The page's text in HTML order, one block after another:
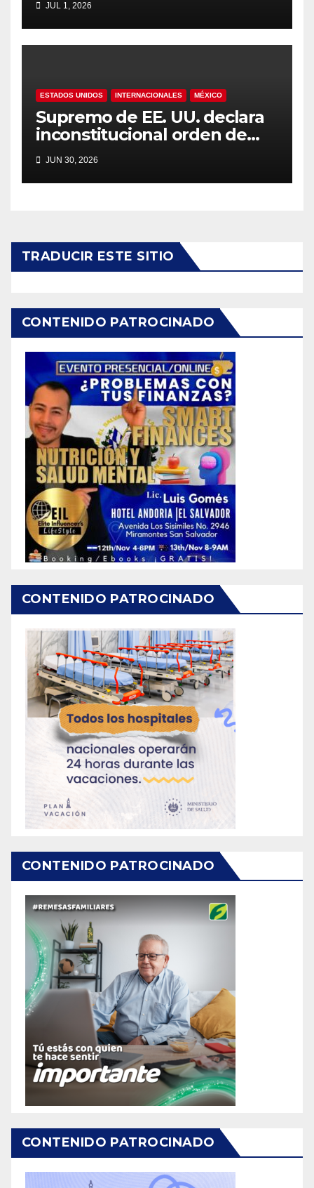
octavos
JUL 1, 2026
ESTADOS UNIDOS INTERNACIONALES MÉXICO
Supremo de EE. UU. declara
inconstitucional orden de
Trump sobre ciudadanía por
nacimiento
JUN 30, 2026
TRADUCIR ESTE SITIO
CONTENIDO PATROCINADO
CONTENIDO PATROCINADO
CONTENIDO PATROCINADO
CONTENIDO PATROCINADO